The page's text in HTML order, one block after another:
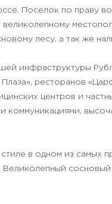
Поселок по праву
великолепному
лесу, а так же
инфраструктуры
ресторанов
центров и
коммуникациями,
в одном из самых
сосновый